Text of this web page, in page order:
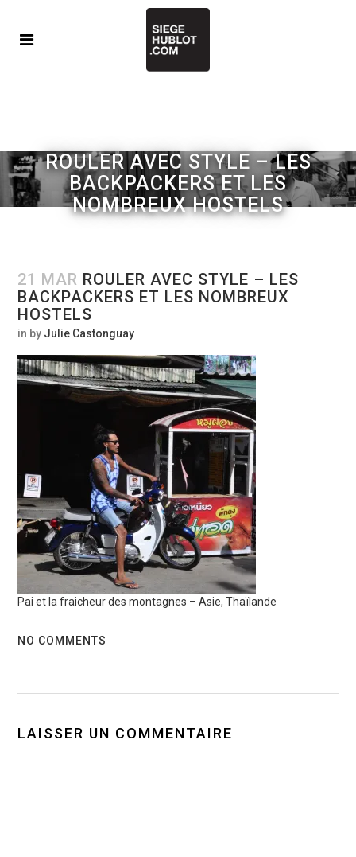
ROULER AVEC STYLE – LES
BACKPACKERS ET LES
NOMBREUX HOSTELS
21 MAR ROULER AVEC STYLE – LES
BACKPACKERS ET LES NOMBREUX
HOSTELS
in by Julie Castonguay
Pai et la fraicheur des montagnes – Asie, Thaïlande
NO COMMENTS
LAISSER UN COMMENTAIRE